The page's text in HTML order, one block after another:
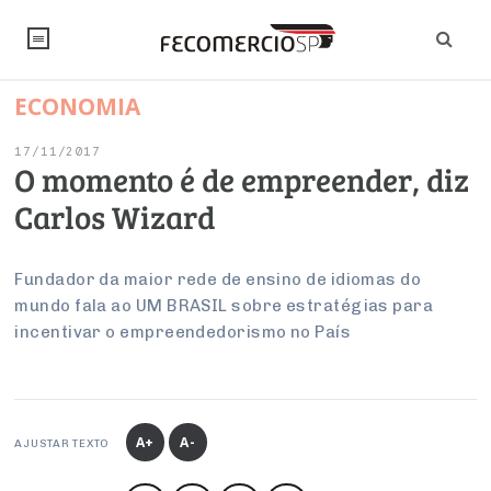
NOTÍCIAS
Artigos
PROJETOS ESPECIAIS:
Economia
Brasil
Economia Digital
Legislação
Trabalho
Arbitragem e Mediação
Reforma Tributária
Negócios
ESG
Últimas Notícias
PESQUISAS
FALE CONOSCO
INSTITUCIONAL
Negociações Coletivas
Conselho de Turismo
EMPRESAS
ECONOMIA
17/11/2017
O momento é de empreender, diz
Carlos Wizard
Fundador da maior rede de ensino de idiomas do
mundo fala ao UM BRASIL sobre estratégias para
incentivar o empreendedorismo no País
AJUSTAR TEXTO A+ A-